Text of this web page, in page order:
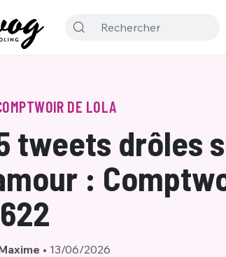
DE LOLA
tweets drôles
:
• 13/06/2026